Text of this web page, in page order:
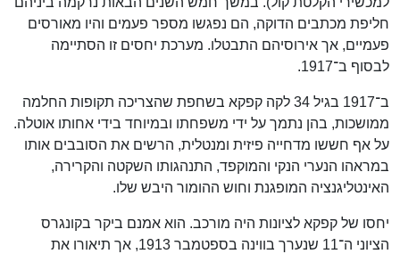
חליפת מכתבים הדוקה, הם נפגשו מספר פעמים והיו מאורסים
פעמיים, אך אירוסיהם התבטלו. מערכת יחסים זו הסתיימה
לבסוף ב־1917.
ב־1917 בגיל 34 לקה קפקא בשחפת שהצריכה תקופות החלמה
ממושכות, בהן נתמך על ידי משפחתו ובמיוחד בידי אחותו אוטלה.
על אף חששו מדחייה פיזית ומנטלית, הרשים את הסובבים אותו
במראהו הנערי הנקי והמוקפד, התנהגותו השקטה והקרירה,
האינטליגנציה המופגנת וחוש ההומור היבש שלו.
יחסו של קפקא לציונות היה מורכב. הוא אמנם ביקר בקונגרס
הציוני ה־11 שנערך בווינה בספטמבר 1913, אך תיאורו את